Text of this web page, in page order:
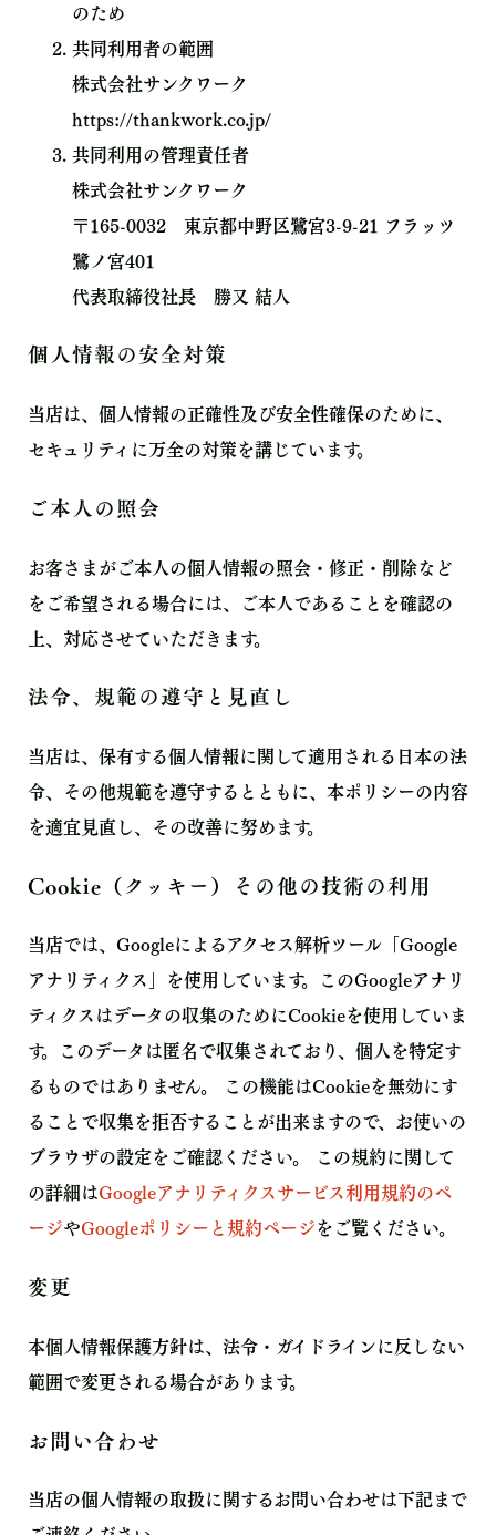
のため
共同利用者の範囲
株式会社サンクワーク
https://thankwork.co.jp/
共同利用の管理責任者
株式会社サンクワーク
〒165-0032 東京都中野区鷺宮3-9-21 フラッツ
鷺ノ宮401
代表取締役社長 勝又 結人
個人情報の安全対策
当店は、個人情報の正確性及び安全性確保のために、
セキュリティに万全の対策を講じています。
ご本人の照会
お客さまがご本人の個人情報の照会・修正・削除など
をご希望される場合には、ご本人であることを確認の
上、対応させていただきます。
法令、規範の遵守と見直し
当店は、保有する個人情報に関して適用される日本の法
令、その他規範を遵守するとともに、本ポリシーの内容
を適宜見直し、その改善に努めます。
Cookie（クッキー）その他の技術の利用
当店では、Googleによるアクセス解析ツール「Google
アナリティクス」を使用しています。このGoogleアナリ
ティクスはデータの収集のためにCookieを使用していま
す。このデータは匿名で収集されており、個人を特定す
るものではありません。 この機能はCookieを無効にす
ることで収集を拒否することが出来ますので、お使いの
ブラウザの設定をご確認ください。 この規約に関して
の詳細はGoogleアナリティクスサービス利用規約のペ
ージやGoogleポリシーと規約ページをご覧ください。
変更
本個人情報保護方針は、法令・ガイドラインに反しない
範囲で変更される場合があります。
お問い合わせ
当店の個人情報の取扱に関するお問い合わせは下記まで